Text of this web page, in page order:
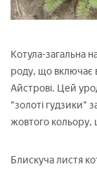
Котула-загальна
роду, що включає
Айстрові. Цей
"золоті гудзики"
жовтого кольору,
Блискуча листя